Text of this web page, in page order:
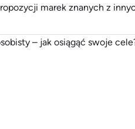
marek znanych z
opcje. Jednym z